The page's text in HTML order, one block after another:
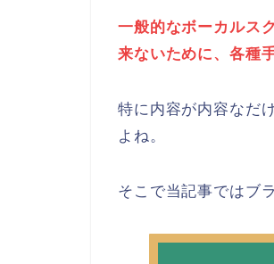
一般的なボーカルス
来ないために、各種
特に内容が内容なだ
よね。
そこで当記事ではブ